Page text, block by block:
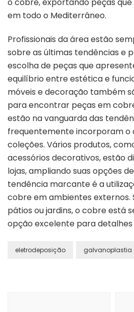
em todo o Mediterrâneo.
Profissionais da área estão
sobre as últimas tendências e
escolha de peças que
equilíbrio entre estética e
móveis e decoração também
para encontrar peças em
estão na vanguarda das
frequentemente incorporam o
coleções. Vários produtos,
acessórios decorativos, estão
lojas, ampliando suas opções
tendência marcante é a
cobre em ambientes externos.
pátios ou jardins, o cobre está
opção excelente para
eletrodeposição galvanoplastia